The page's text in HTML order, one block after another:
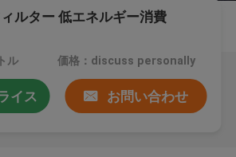
ルター 低エネルギー消費
ル 価格：discuss personally
イス お問い合わせ